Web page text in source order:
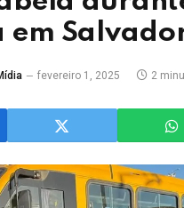
em
fevereiro 1, 2025 2